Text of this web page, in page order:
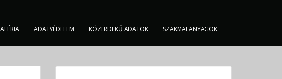
ADATVÉDELEM KÖZÉRDEKŰ ADATOK SZAKMAI ANYAGOK